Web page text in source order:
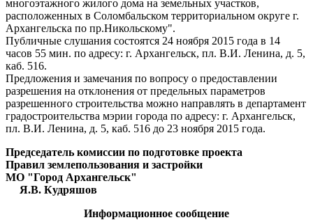
многоэтажного жилого дома на земельных участков,
расположенных в Соломбальском территориальном округе г.
Архангельска по пр.Никольскому".
Публичные слушания состоятся 24 ноября 2015 года в 14
часов 55 мин. по адресу: г. Архангельск, пл. В.И. Ленина, д. 5,
каб. 516.
Предложения и замечания по вопросу о предоставлении
разрешения на отклонения от предельных параметров
разрешенного строительства можно направлять в департамент
градостроительства мэрии города по адресу: г. Архангельск,
пл. В.И. Ленина, д. 5, каб. 516 до 23 ноября 2015 года.
Председатель комиссии по подготовке проекта
Правил землепользования и застройки
МО "Город Архангельск"
Я.В. Кудряшов
Информационное сообщение